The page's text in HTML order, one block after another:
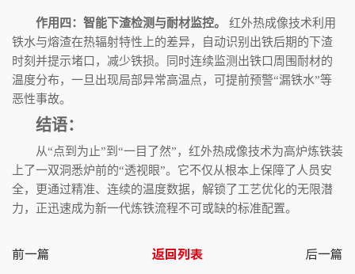
作用四：智能下渣检测与耐材监控。
红外热成像技术利用
铁水与熔渣在热辐射特性上的差异，自动识别出铁后期的下渣
时刻并提示堵口，减少铁损。同时连续监测出铁口周围耐材的
温度分布，一旦出现局部异常高温点，可提前预警“漏铁水”等
恶性事故。
结语：
从“点到为止”到 “一目了然”，红外热成像技术为高炉炼铁装
上了一双洞悉炉前的“透视眼”。它不仅从根本上保障了人员安
全，更通过精准、连续的温度数据，解锁了工艺优化的无限潜
力，正迅速成为新一代炼铁流程不可或缺的标准配置。
前一篇 返回列表 后一篇